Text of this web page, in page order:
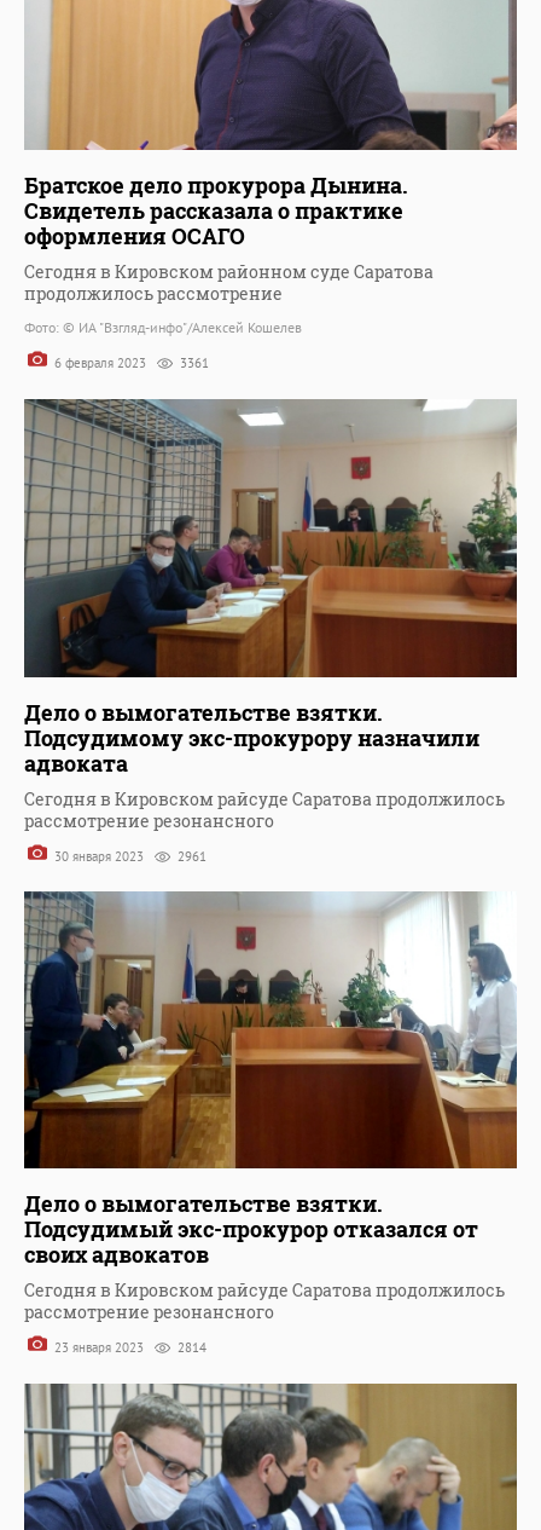
Братское дело прокурора Дынина.
Свидетель рассказала о практике
оформления ОСАГО
Сегодня в Кировском районном суде Саратова
продолжилось рассмотрение
Фото: © ИА "Взгляд-инфо"/Алексей Кошелев
6 февраля 2023 3361
Дело о вымогательстве взятки.
Подсудимому экс-прокурору назначили
адвоката
Сегодня в Кировском райсуде Саратова продолжилось
рассмотрение резонансного
30 января 2023 2961
Дело о вымогательстве взятки.
Подсудимый экс-прокурор отказался от
своих адвокатов
Сегодня в Кировском райсуде Саратова продолжилось
рассмотрение резонансного
23 января 2023 2814